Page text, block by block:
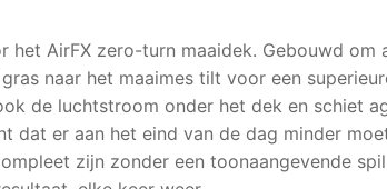
AirFX zero-turn maaidek. Gebouwd om
naar het maaimes tilt voor een
de luchtstroom onder het dek en schiet
er aan het eind van de dag minder
zijn zonder een toonaangevende